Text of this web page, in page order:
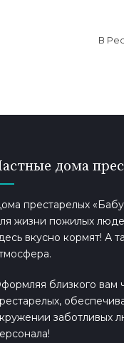
В
дома
престарелых
жизни пожилых
вкусно кормят! А
близкого вам
заботливых